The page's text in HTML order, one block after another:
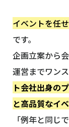
イベントを任
です。
企画立案から
運営までワン
ト会社出身の
と高品質なイ
「例年と同じ